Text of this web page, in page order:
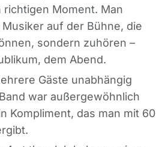
richtigen Moment. Man
auf der Bühne, die
sondern zuhören –
dem Abend.
Gäste unabhängig
war außergewöhnlich
Kompliment, das man mit 60